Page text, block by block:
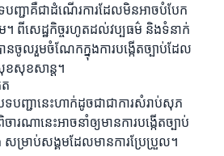
បញ្ជាគឺជាដំណើរការដែលមិនអាចបំបែក
។ ពីសេដ្ឋកិច្ចរហូតដល់វប្បធម៌ និងទំនាក់
ចូលរួមចំណែកក្នុងការបង្កើតច្បាប់ដែល
ខសុខសាន្ត។
បទបញ្ជានេះហាក់ដូចជាជាការសំរាប់សុភ
ារណានេះអាចនាំឲ្យមានការបង្កើតច្បាប់
ម្រាប់សង្គមដែលមានការប្រែប្រួល។